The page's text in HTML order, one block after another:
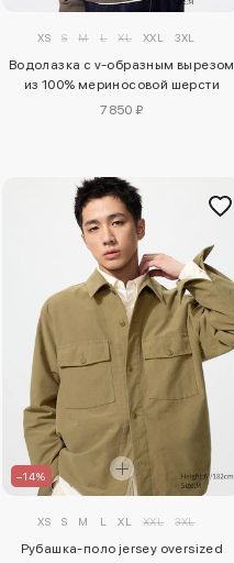
XS S M L XL XXL 3XL
Водолазка с v-образным вырезом
из 100% мериносовой шерсти
7850 ₽
–14%
XS S M L XL XXL 3XL
Рубашка-поло jersey oversized